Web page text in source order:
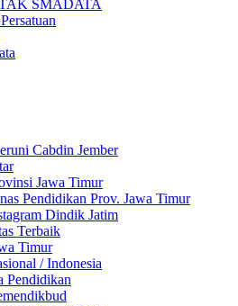
SMADATA
Cabdin Jember
Jawa Timur
Pendidikan Prov. Jawa Timur
Dindik Jatim
Terbaik
Timur
/ Indonesia
Pendidikan